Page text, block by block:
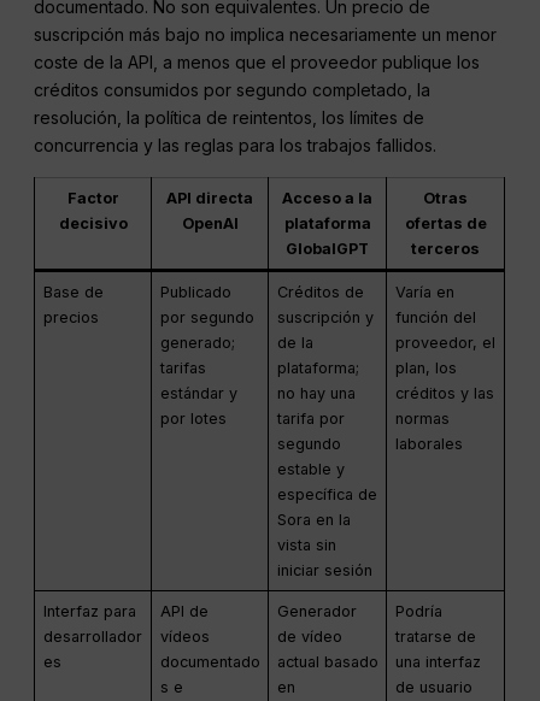
documentado. No son equivalentes. Un precio de
suscripción más bajo no implica necesariamente un menor
coste de la API, a menos que el proveedor publique los
créditos consumidos por segundo completado, la
resolución, la política de reintentos, los límites de
concurrencia y las reglas para los trabajos fallidos.
Factor
decisivo
API directa
OpenAI
Acceso a la
plataforma
GlobalGPT
Otras
ofertas de
terceros
Base de
precios
Publicado
por segundo
generado;
tarifas
estándar y
por lotes
Créditos de
suscripción y
de la
plataforma;
no hay una
tarifa por
segundo
estable y
específica de
Sora en la
vista sin
iniciar sesión
Varía en
función del
proveedor, el
plan, los
créditos y las
normas
laborales
Interfaz para
desarrollador
es
API de
vídeos
documentado
s e
Generador
de vídeo
actual basado
en
Podría
tratarse de
una interfaz
de usuario